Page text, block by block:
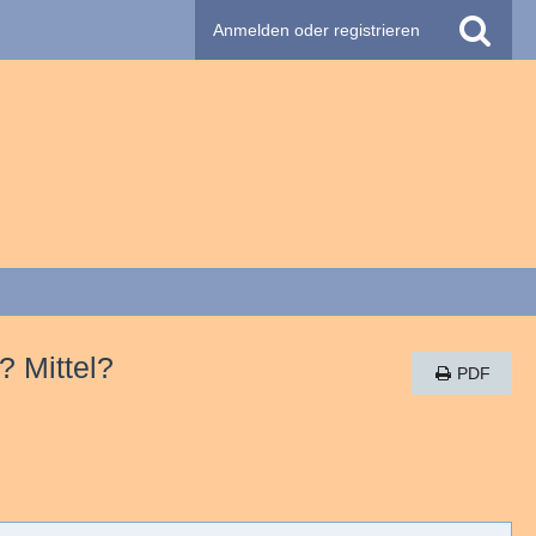
Anmelden oder registrieren
Mittel? PDF